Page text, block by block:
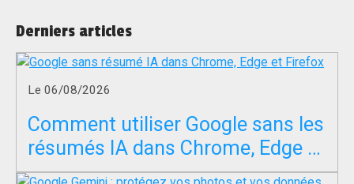
Derniers articles
Le 06/08/2026
Comment utiliser Google sans les
résumés IA dans Chrome, Edge et
Firefox ?